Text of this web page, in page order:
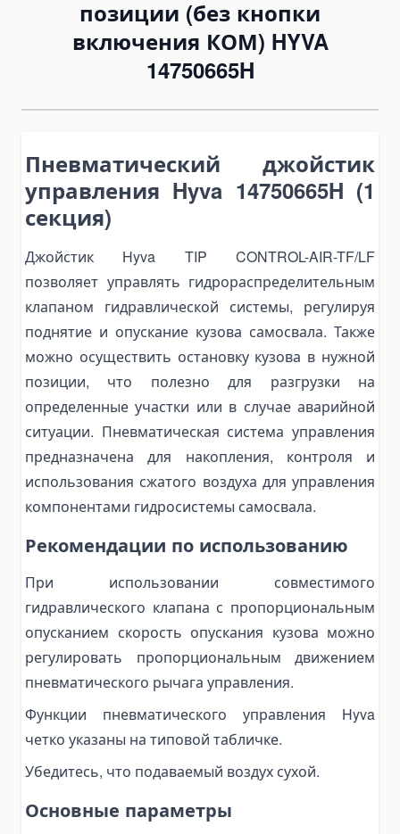
Bending Pipa Manual
Electric Pipe Benders
Punching and Pressing Tools
Hydraulic Presses
Hydraulic Punching Tools
Electric Hydraulic Punching Machines
Manual Arbor Presses
Expander and Spreader Tools
Mechanical Flange Spreaders
Pipe Expanders
Баки на тягачи
Масляные гидравлические баки
Топливные баки
Комплектующие для баков
Электрогидравлика
Мини-маслостанции
Электромоторы
Комплектующие для маслостанций
Chain Block
Lever Block
Ratchet Load Binder
Lever Load Binder
Ratchet Pullers
Lifting Hooks
Lifting Clamps
Pallet Clamps
позиции (без кнопки
включения КОМ) HYVA
14750665H
Пневматический джойстик
управления Hyva 14750665H (1
секция)
Джойстик Hyva TIP CONTROL-AIR-TF/LF
позволяет управлять гидрораспределительным
клапаном гидравлической системы, регулируя
поднятие и опускание кузова самосвала. Также
можно осуществить остановку кузова в нужной
позиции, что полезно для разгрузки на
определенные участки или в случае аварийной
ситуации. Пневматическая система управления
предназначена для накопления, контроля и
использования сжатого воздуха для управления
компонентами гидросистемы самосвала.
Рекомендации по использованию
При использовании совместимого
гидравлического клапана с пропорциональным
опусканием скорость опускания кузова можно
регулировать пропорциональным движением
пневматического рычага управления.
Функции пневматического управления Hyva
четко указаны на типовой табличке.
Убедитесь, что подаваемый воздух сухой.
Основные параметры